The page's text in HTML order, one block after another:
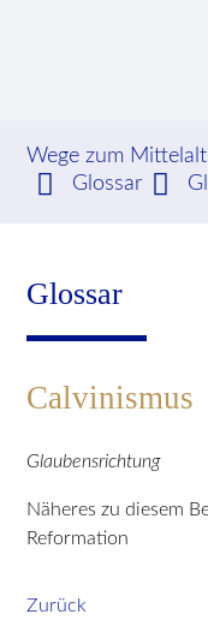
Suchbegriffe
Wege zum
Glossar
Glossar
Calvinismus
Glaubensrichtung
Näheres zu diesem
Reformation
Zurück